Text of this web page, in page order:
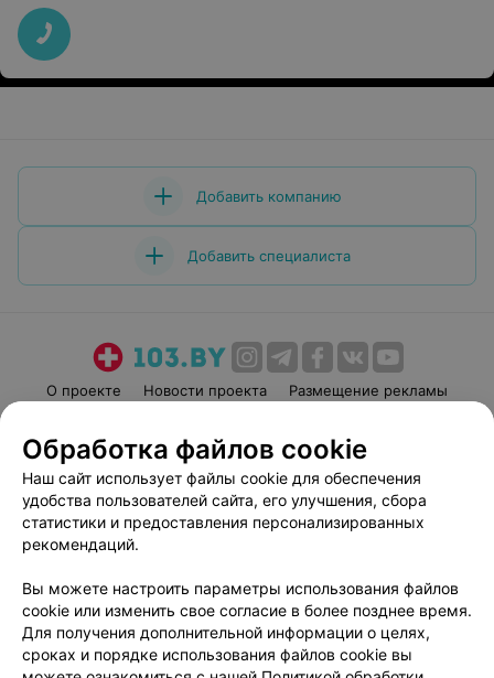
Стоматолог быстро обработала десну, дала
рекомендации. Спасибо за оперативность и
вежливость!
Добавить компанию
Добавить специалиста
О проекте Новости проекта
Размещение рекламы
Пользовательское соглашение
Способы оплаты
Вакансии
Партнеры
Написать руководителю 103.by
Обработка персональных данных
Обработка файлов cookie
Наш сайт использует файлы cookie для обеспечения
удобства пользователей сайта, его улучшения, сбора
статистики и предоставления персонализированных
рекомендаций.
Вы можете настроить параметры использования файлов
cookie или изменить свое согласие в более позднее время.
Для получения дополнительной информации о целях,
сроках и порядке использования файлов cookie вы